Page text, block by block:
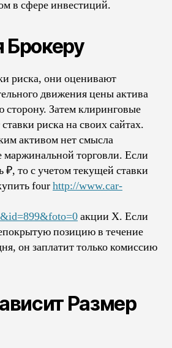
в сфере инвестиций.
Брокеру
риска, они оценивают
движения цены актива
Затем клиринговые
риска на своих сайтах.
активом нет смысла
маржинальной торговли. Если
₽, то с учетом текущей ставки
fourhttp://www.car-
акции X. Если
позицию в течение
он заплатит только комиссию
Размер